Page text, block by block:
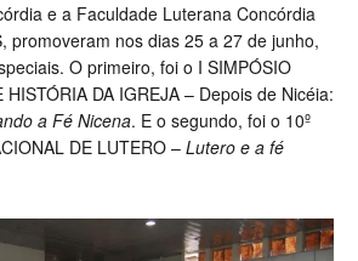
e a Faculdade Luterana Concórdia
promoveram nos dias 25 a 27 de junho,
O primeiro, foi o I SIMPÓSIO
HISTÓRIA DA IGREJA – Depois de Nicéia:
a Fé Nicena. E o segundo, foi o 10º
DE LUTERO – Lutero e a fé